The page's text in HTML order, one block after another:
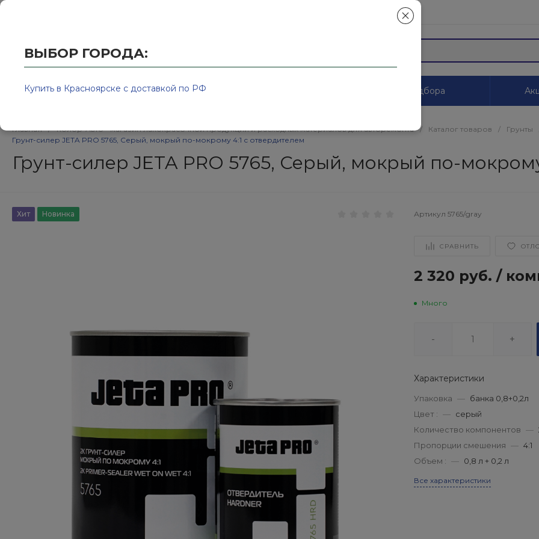
Каталог товаров Системы цветоподбора
Главная / Колор-Авто - магазин лакокрасочной продукции и расходных материалов для авторемонта / Каталог товаров / Грунты
Грунт-силер JETA PRO 5765, Серый, мокрый по-мокрому 4:1 с отвердителем
Грунт-силер JETA PRO 5765, Серый, мокрый по-
Хит Новинка Артикул 5765/gray
СРАВНИТЬ
2 320 руб. /
Много
- +
Характеристики
Упаковка — банка 0,8+0,2л
Цвет : — серый
Количество компонентов —
Пропорции смешения — 4:1
Объем : — 0,8 л + 0,2 л
Все характеристики
ВЫБОР ГОРОДА:
Купить в Красноярске с доставкой по РФ